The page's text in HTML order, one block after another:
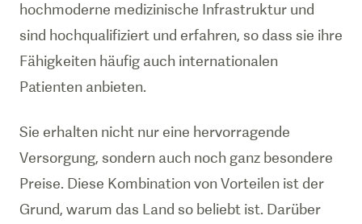
hochmoderne medizinische Infrastruktur und
sind hochqualifiziert und erfahren, so dass sie ihre
Fähigkeiten häufig auch internationalen
Patienten anbieten.
Sie erhalten nicht nur eine hervorragende
Versorgung, sondern auch noch ganz besondere
Preise. Diese Kombination von Vorteilen ist der
Grund, warum das Land so beliebt ist. Darüber